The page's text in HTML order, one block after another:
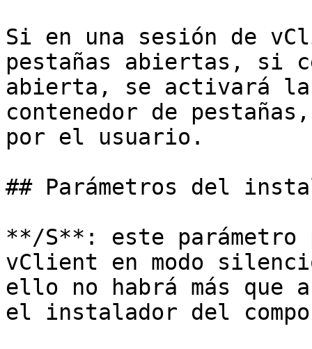
Si en una sesión de
pestañas abiertas, si
abierta, se activará
contenedor de
por el usuario.
## Parámetros del
**/S**: este parámetro
vClient en modo
ello no habrá más que
el instalador del